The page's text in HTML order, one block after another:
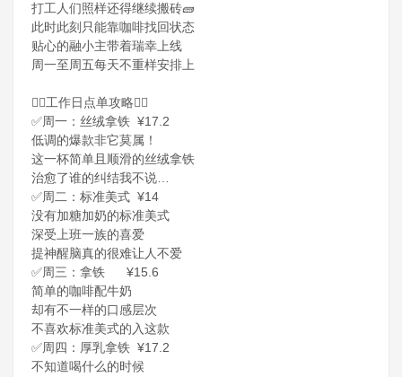
打工人们照样还得继续搬砖🧱
此时此刻只能靠咖啡找回状态
贴心的融小主带着瑞幸上线
周一至周五每天不重样安排上
✍🏻工作日点单攻略✍🏻
✅周一：丝绒拿铁 ¥17.2
低调的爆款非它莫属！
这一杯简单且顺滑的丝绒拿铁
治愈了谁的纠结我不说…
✅周二：标准美式 ¥14
没有加糖加奶的标准美式
深受上班一族的喜爱
提神醒脑真的很难让人不爱
✅周三：拿铁 ¥15.6
简单的咖啡配牛奶
却有不一样的口感层次
不喜欢标准美式的入这款
✅周四：厚乳拿铁 ¥17.2
不知道喝什么的时候